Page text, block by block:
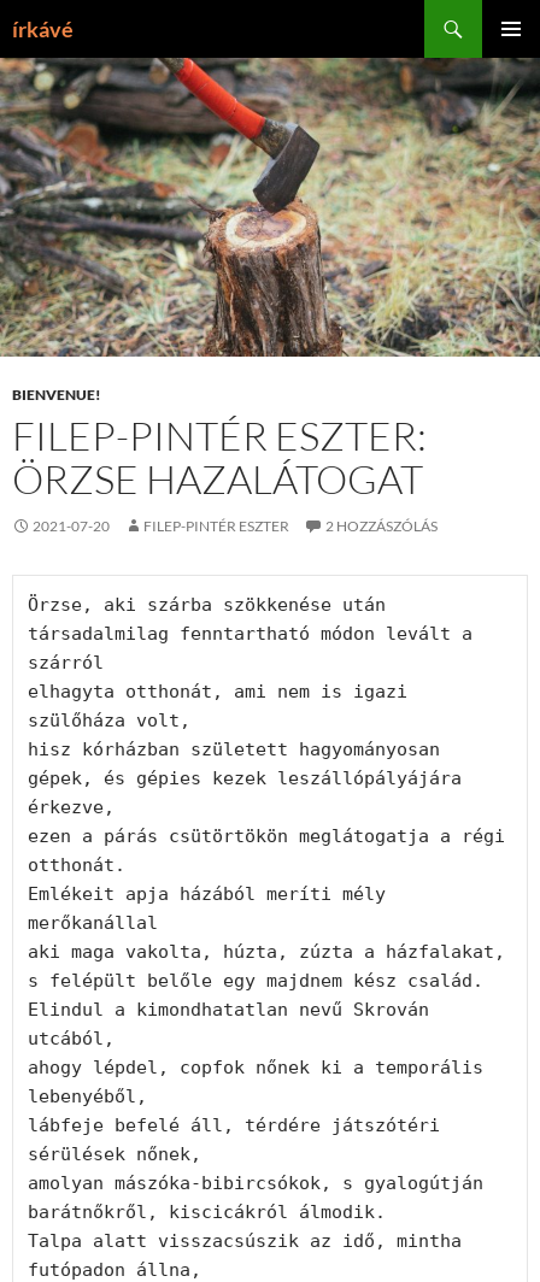
írkávé
MENÜ
BIENVENUE!
FILEP-PINTÉR ESZTER:
ÖRZSE HAZALÁTOGAT
2021-07-20 FILEP-PINTÉR ESZTER 2 HOZZÁSZÓLÁS
Örzse, aki szárba szökkenése után
társadalmilag fenntartható módon levált a
szárról
elhagyta otthonát, ami nem is igazi
szülőháza volt,
hisz kórházban született hagyományosan
gépek, és gépies kezek leszállópályájára
érkezve,
ezen a párás csütörtökön meglátogatja a régi
otthonát.
Emlékeit apja házából meríti mély
merőkanállal
aki maga vakolta, húzta, zúzta a házfalakat,
s felépült belőle egy majdnem kész család.
Elindul a kimondhatatlan nevű Skrován
utcából,
ahogy lépdel, copfok nőnek ki a temporális
lebenyéből,
lábfeje befelé áll, térdére játszótéri
sérülések nőnek,
amolyan mászóka-bibircsókok, s gyalogútján
barátnőkről, kiscicákról álmodik.
Talpa alatt visszacsúszik az idő, mintha
futópadon állna,